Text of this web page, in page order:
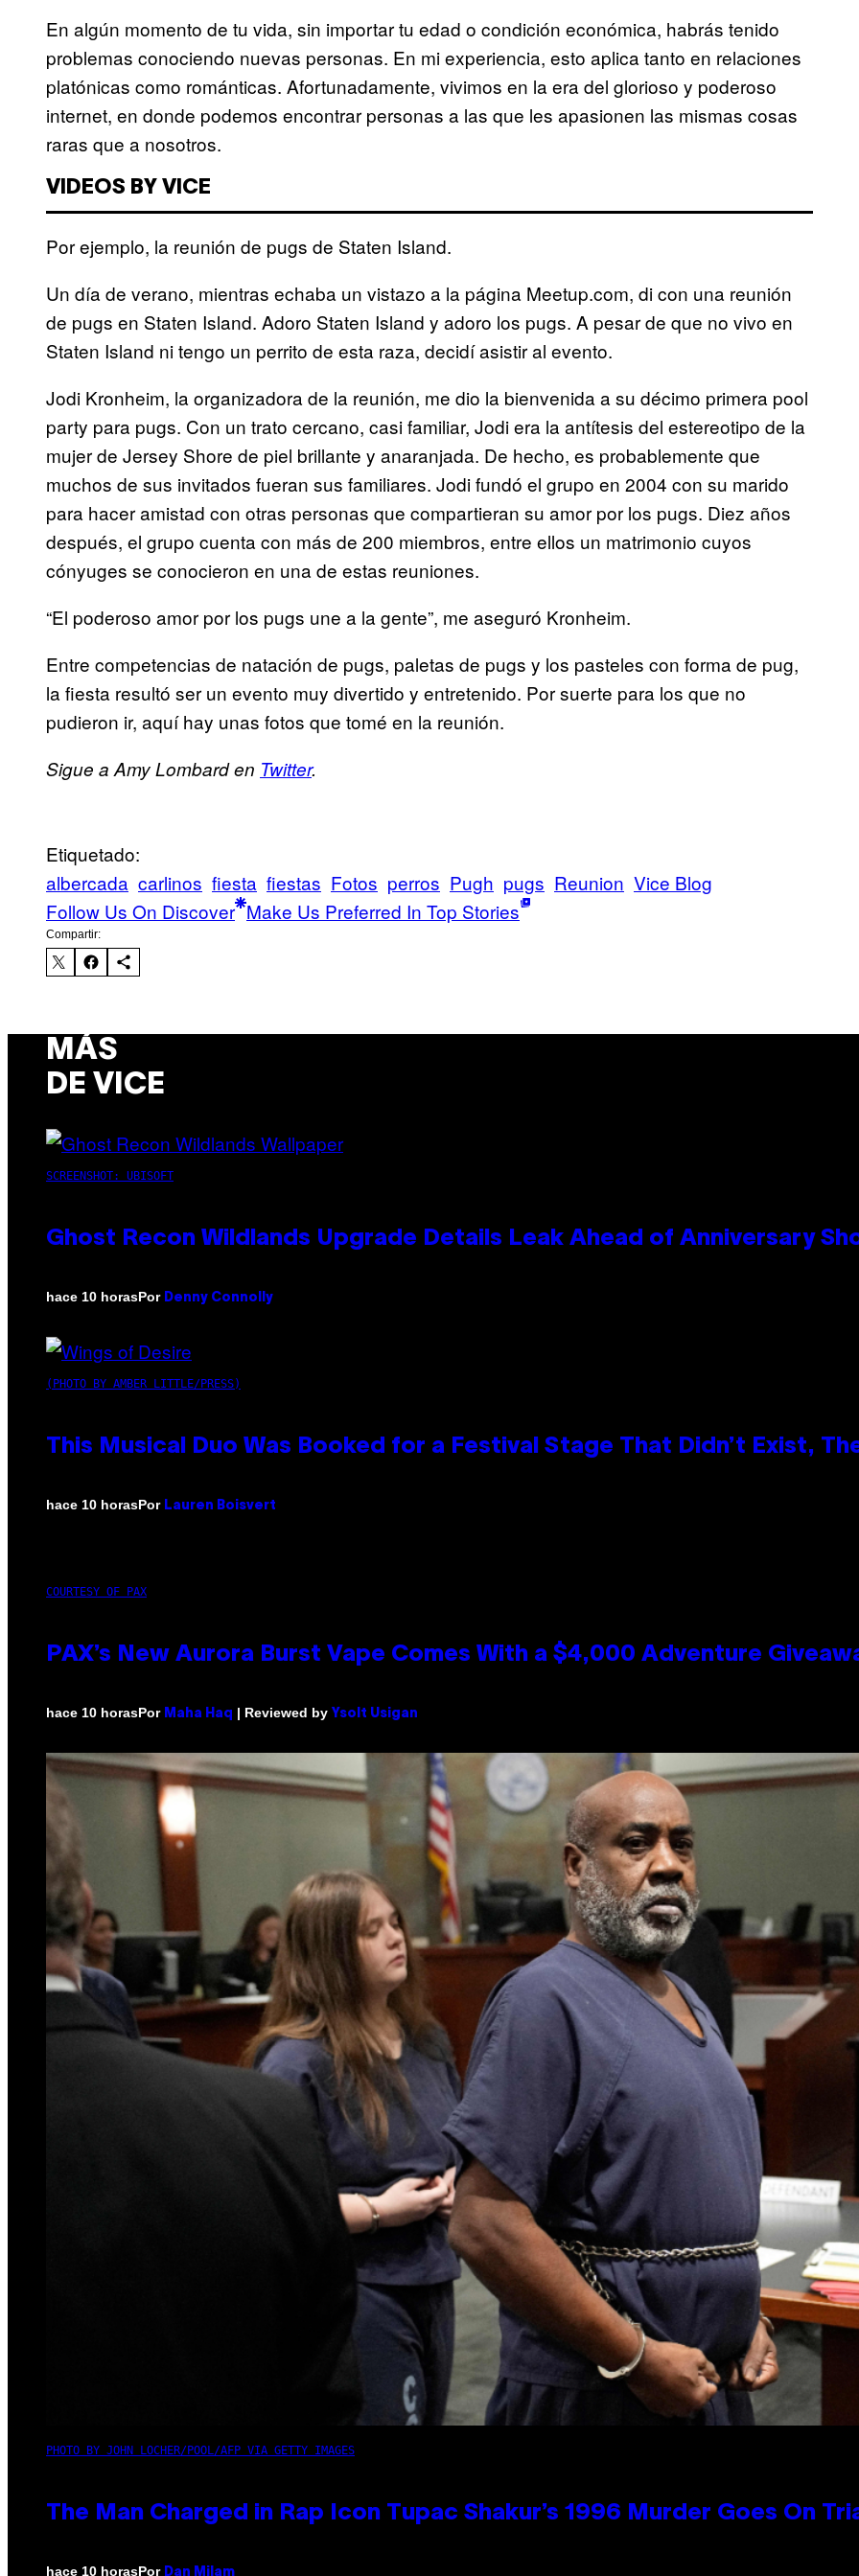
En algún momento de tu vida, sin importar tu edad o condición económica, habrás tenido
problemas conociendo nuevas personas. En mi experiencia, esto aplica tanto en relaciones
platónicas como románticas. Afortunadamente, vivimos en la era del glorioso y poderoso
internet, en donde podemos encontrar personas a las que les apasionen las mismas cosas
raras que a nosotros.
VIDEOS BY VICE
Por ejemplo, la reunión de pugs de Staten Island.
Un día de verano, mientras echaba un vistazo a la página Meetup.com, di con una reunión
de pugs en Staten Island. Adoro Staten Island y adoro los pugs. A pesar de que no vivo en
Staten Island ni tengo un perrito de esta raza, decidí asistir al evento.
Jodi Kronheim, la organizadora de la reunión, me dio la bienvenida a su décimo primera pool
party para pugs. Con un trato cercano, casi familiar, Jodi era la antítesis del estereotipo de la
mujer de Jersey Shore de piel brillante y anaranjada. De hecho, es probablemente que
muchos de sus invitados fueran sus familiares. Jodi fundó el grupo en 2004 con su marido
para hacer amistad con otras personas que compartieran su amor por los pugs. Diez años
después, el grupo cuenta con más de 200 miembros, entre ellos un matrimonio cuyos
cónyuges se conocieron en una de estas reuniones.
“El poderoso amor por los pugs une a la gente”, me aseguró Kronheim.
Entre competencias de natación de pugs, paletas de pugs y los pasteles con forma de pug,
la fiesta resultó ser un evento muy divertido y entretenido. Por suerte para los que no
pudieron ir, aquí hay unas fotos que tomé en la reunión.
Sigue a Amy Lombard en Twitter.
Etiquetado:
albercada carlinos fiesta fiestas Fotos perros Pugh pugs Reunion Vice Blog
Follow Us On Discover Make Us Preferred In Top Stories
Compartir:
MÁS
DE VICE
SCREENSHOT: UBISOFT
Ghost Recon Wildlands Upgrade Details Leak Ahead of Anniversary
hace 10 horasPor Denny Connolly
(PHOTO BY AMBER LITTLE/PRESS)
This Musical Duo Was Booked for a Festival Stage That Didn’t Exist,
hace 10 horasPor Lauren Boisvert
COURTESY OF PAX
PAX’s New Aurora Burst Vape Comes With a $4,000 Adventure
hace 10 horasPor Maha Haq | Reviewed by Ysolt Usigan
PHOTO BY JOHN LOCHER/POOL/AFP VIA GETTY IMAGES
The Man Charged in Rap Icon Tupac Shakur’s 1996 Murder Goes On
hace 10 horasPor Dan Milam